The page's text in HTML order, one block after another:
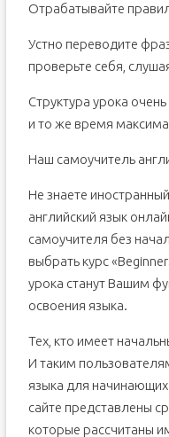
Отрабатывайте
Устно переводите
проверьте себя,
Структура урока
и то же время
Наш самоучитель
Не знаете
английский язык
самоучителя без
выбрать курс
урока станут Вашим
освоения языка.
Тех, кто имеет
И таким
языка для
сайте представлены
которые рассчитаны